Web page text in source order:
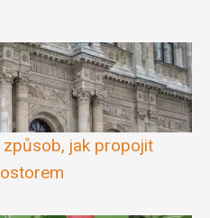
jak propojit